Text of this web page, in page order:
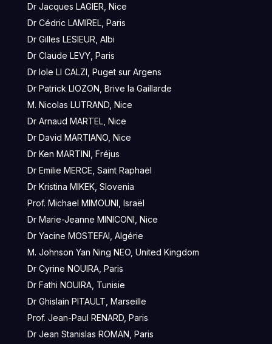
Dr Jacques LAGIER, Nice
Dr Cédric LAMIREL, Paris
Dr Gilles LESIEUR, Albi
Dr Claude LEVY, Paris
Dr Iole LI CALZI, Puget sur Argens
Dr Patrick LIOZON, Brive la Gaillarde
M. Nicolas LUTRAND, Nice
Dr Arnaud MARTEL, Nice
Dr David MARTIANO, Nice
Dr Ken MARTINI, Fréjus
Dr Emilie MERCE, Saint Raphaël
Dr Kristina MIKEK, Slovenia
Prof. Michael MIMOUNI, Israël
Dr Marie-Jeanne MINICONI, Nice
Dr Yacine MOSTEFAI, Algérie
M. Johnson Yan Ning NEO, United Kingdom
Dr Cyrine NOUIRA, Paris
Dr Fathi NOUIRA, Tunisie
Dr Ghislain PITAULT, Marseille
Prof. Jean-Paul RENARD, Paris
Dr Jean Stanislas ROMAN, Paris